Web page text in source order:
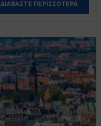
ΔΙΑΒΆΣΤΕ ΠΕΡΙΣΣΌΤΕΡΑ